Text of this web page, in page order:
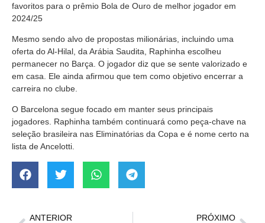
favoritos para o prêmio Bola de Ouro de melhor jogador em
2024/25
Mesmo sendo alvo de propostas milionárias, incluindo uma
oferta do Al-Hilal, da Arábia Saudita, Raphinha escolheu
permanecer no Barça. O jogador diz que se sente valorizado e
em casa. Ele ainda afirmou que tem como objetivo encerrar a
carreira no clube.
O Barcelona segue focado em manter seus principais
jogadores. Raphinha também continuará como peça-chave na
seleção brasileira nas Eliminatórias da Copa e é nome certo na
lista de Ancelotti.
ANTERIOR PRÓXIMO